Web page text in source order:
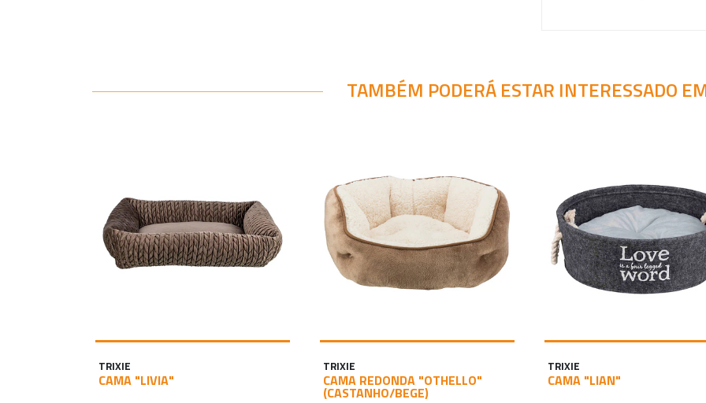
TAMBÉM PODERÁ ESTAR INTERESSADO
TRIXIE
CAMA "LIVIA"
TRIXIE
CAMA REDONDA "OTHELLO"
(CASTANHO/BEGE)
TRIXIE
CAMA "LIAN"